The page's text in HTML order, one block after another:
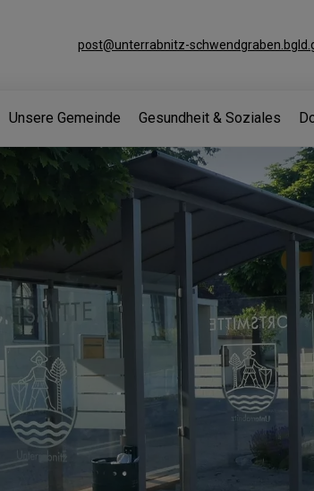
post@unterrabnitz-
Unsere Gemeinde Gesundheit & Soziales